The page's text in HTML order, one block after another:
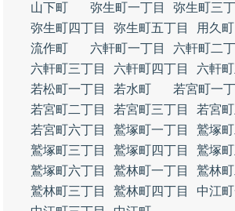
山下町
弥生町一丁目
弥生町三
弥生町四丁目
弥生町五丁目 用久町
流作町
六軒町一丁目
六軒町二
六軒町三丁目
六軒町四丁目
六軒
若松町一丁目
若水町
若宮町一
若宮町二丁目
若宮町三丁目
若宮
若宮町六丁目
鷲塚町一丁目
鷲塚
鷲塚町三丁目
鷲塚町四丁目
鷲塚
鷲塚町六丁目
鷲林町一丁目
鷲林
鷲林町三丁目
鷲林町四丁目
中江